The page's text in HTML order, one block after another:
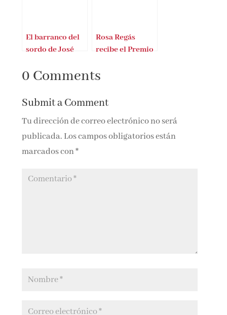
El barranco del
sordo de José
Cebrián
Rosa Regás
recibe el Premio
Sampedro
0 Comments
Submit a Comment
Tu dirección de correo electrónico no será
publicada. Los campos obligatorios están
marcados con*